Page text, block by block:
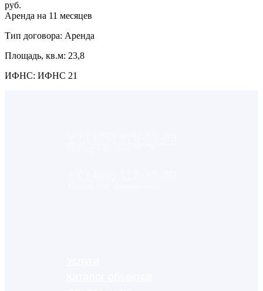
руб.
Аренда на 11 месяцев
Тип договора: Аренда
Площадь, кв.м: 23,8
ИФНС: ИФНС 21